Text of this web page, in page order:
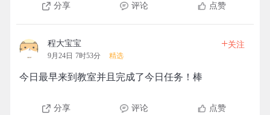
分享 评论 点赞
程大宝宝
9月24日 7时53分 精选
+关注
今日最早来到教室并且完成了今日任务！棒
分享 评论 点赞